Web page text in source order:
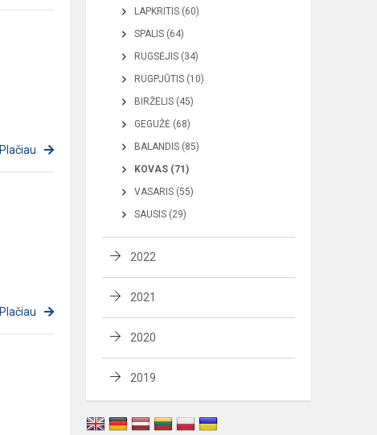
Plačiau
Plačiau
LAPKRITIS (60)
SPALIS (64)
RUGSĖJIS (34)
RUGPJŪTIS (10)
BIRŽELIS (45)
GEGUŽĖ (68)
BALANDIS (85)
KOVAS (71)
VASARIS (55)
SAUSIS (29)
2022
2021
2020
2019